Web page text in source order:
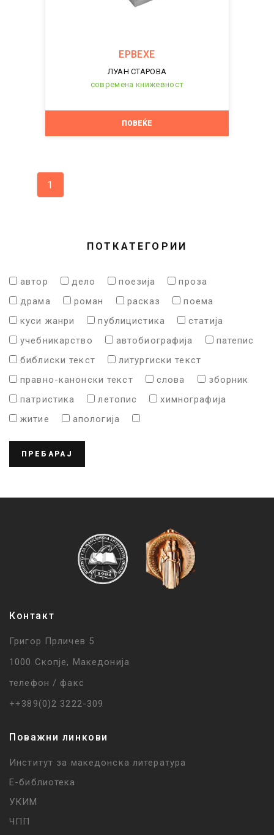
ЕРВЕХЕ
ЛУАН СТАРОВА
современа книжевност
ПОВЕЌЕ
1
ПОТКАТЕГОРИИ
автор дело поезија
проза
драма
роман расказ
поема
куси жанри
публицистика
статија
учебникарство
автобиографија
патепис
библиски текст
литургиски текст
правно-канонски текст
слова
зборник
патристика
летопис
химнографија
житие
апологија
ПРЕБАРАЈ
Контакт
Григор Прличев 5
1000 Скопје, Македонија
телефон / факс
++389(0)2 3222-309
Поважни линкови
Институт за македонска литература
Е-библиотека
УКИМ
ЧПП